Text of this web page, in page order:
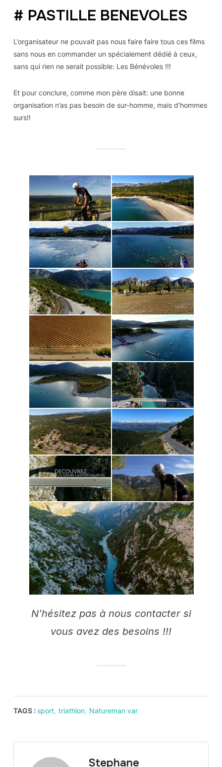
# PASTILLE BENEVOLES
L’organisateur ne pouvait pas nous faire faire tous ces films
sans nous en commander un spécialement dédié à ceux,
sans qui rien ne serait possible: Les Bénévoles !!!
Et pour conclure, comme mon père disait: une bonne
organisation n’as pas besoin de sur-homme, mais d’hommes
surs!!
N’hésitez pas à nous contacter si
vous avez des besoins !!!
TAGS : sport, triathlon, Natureman var
Stephane